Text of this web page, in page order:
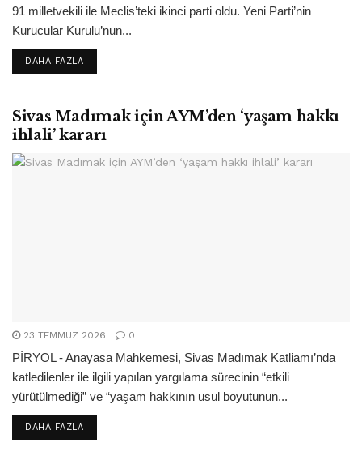
91 milletvekili ile Meclis’teki ikinci parti oldu. Yeni Parti’nin
Kurucular Kurulu’nun...
DAHA FAZLADETAILS
Sivas Madımak için AYM’den ‘yaşam hakkı
ihlali’ kararı
23 TEMMUZ 2026 0
PİRYOL - Anayasa Mahkemesi, Sivas Madımak Katliamı’nda
katledilenler ile ilgili yapılan yargılama sürecinin “etkili
yürütülmediği” ve “yaşam hakkının usul boyutunun...
DAHA FAZLADETAILS